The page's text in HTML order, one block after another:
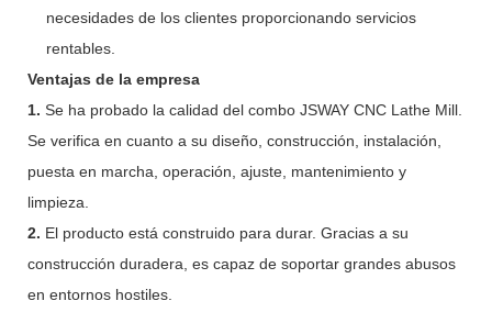
necesidades de los clientes proporcionando servicios
rentables.
Ventajas de la empresa
1. Se ha probado la calidad del combo JSWAY CNC Lathe Mill.
Se verifica en cuanto a su diseño, construcción, instalación,
puesta en marcha, operación, ajuste, mantenimiento y
limpieza.
2. El producto está construido para durar. Gracias a su
construcción duradera, es capaz de soportar grandes abusos
en entornos hostiles.